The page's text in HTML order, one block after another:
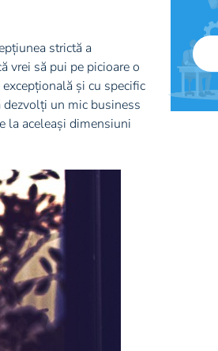
strictă a
vrei să pui pe picioare o
și cu specific
dezvolți un mic business
la aceleași dimensiuni